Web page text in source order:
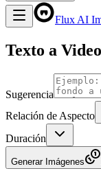
Flux AI
Texto a Video
Sugerencia
Relación de Aspecto
Duración
Generar Imágenes